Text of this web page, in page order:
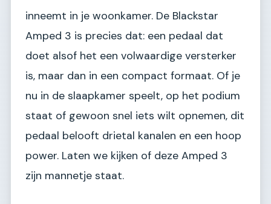
inneemt in je woonkamer. De Blackstar
Amped 3 is precies dat: een pedaal dat
doet alsof het een volwaardige versterker
is, maar dan in een compact formaat. Of je
nu in de slaapkamer speelt, op het podium
staat of gewoon snel iets wilt opnemen, dit
pedaal belooft drietal kanalen en een hoop
power. Laten we kijken of deze Amped 3
zijn mannetje staat.